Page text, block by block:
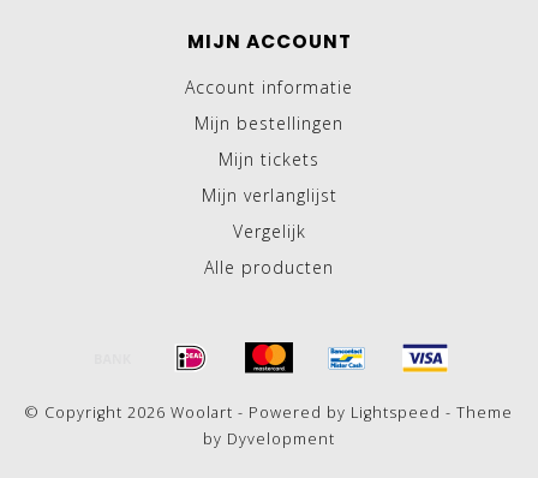
MIJN ACCOUNT
Account informatie
Mijn bestellingen
Mijn tickets
Mijn verlanglijst
Vergelijk
Alle producten
© Copyright 2026 Woolart - Powered by Lightspeed - Theme
by Dyvelopment